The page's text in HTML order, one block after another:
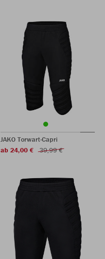
JAKO Torwart-Capri
ab 24,00 €
39,99 €